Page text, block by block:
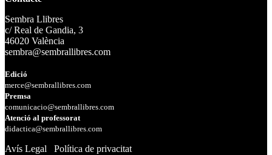
Sembra Llibres
c/ Real de Gandia, 3
46020 València
sembra@sembrallibres.com
Edició
merce@sembrallibres.com
Premsa
comunicacio@sembrallibres.com
Atenció al professorat
didactica@sembrallibres.com
Avís Legal
Política de privacitat